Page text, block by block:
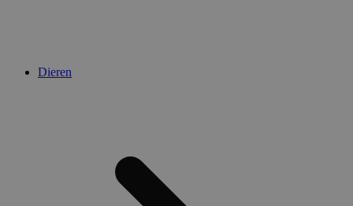
Dieren